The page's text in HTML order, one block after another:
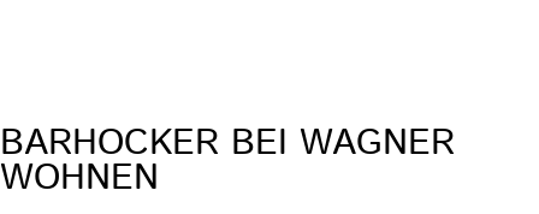
BARHOCKER BEI WAGNER
WOHNEN